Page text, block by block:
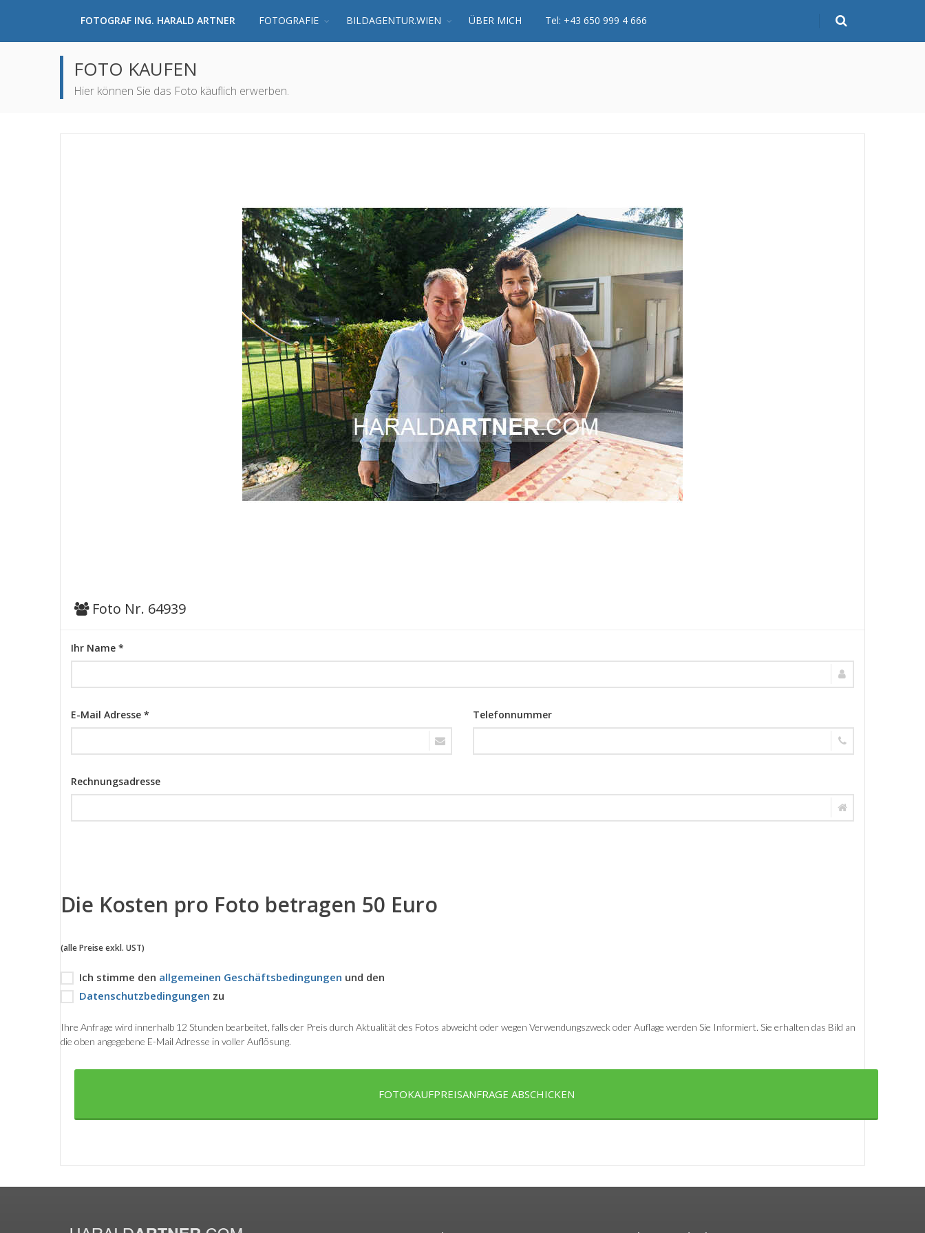
FOTOGRAF ING. HARALD ARTNER FOTOGRAFIE BILDAGENTUR.WIEN ÜBER MICH Tel: +43 650 999 4 666
FOTO KAUFEN
Hier können Sie das Foto käuflich erwerben.
Foto Nr. 64939
Ihr Name *
E-Mail Adresse * Telefonnummer
Rechnungsadresse
Die Kosten pro Foto betragen 50 Euro
(alle Preise exkl. UST)
Ich stimme den allgemeinen Geschäftsbedingungen und den
Datenschutzbedingungen zu
Ihre Anfrage wird innerhalb 12 Stunden bearbeitet, falls der Preis durch Aktualität des Fotos abweicht oder wegen Verwendungszweck oder Auflage werden Sie Informiert. Sie erhalten das Bild an
die oben angegebene E-Mail Adresse in voller Auflösung.
FOTOKAUFPREISANFRAGE ABSCHICKEN